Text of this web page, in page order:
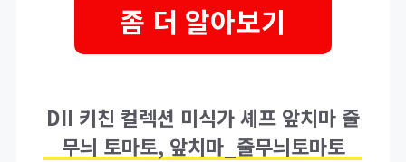
좀 더 알아보기
DII 키친 컬렉션 미식가 셰프 앞치마 줄
무늬 토마토, 앞치마_줄무늬토마토